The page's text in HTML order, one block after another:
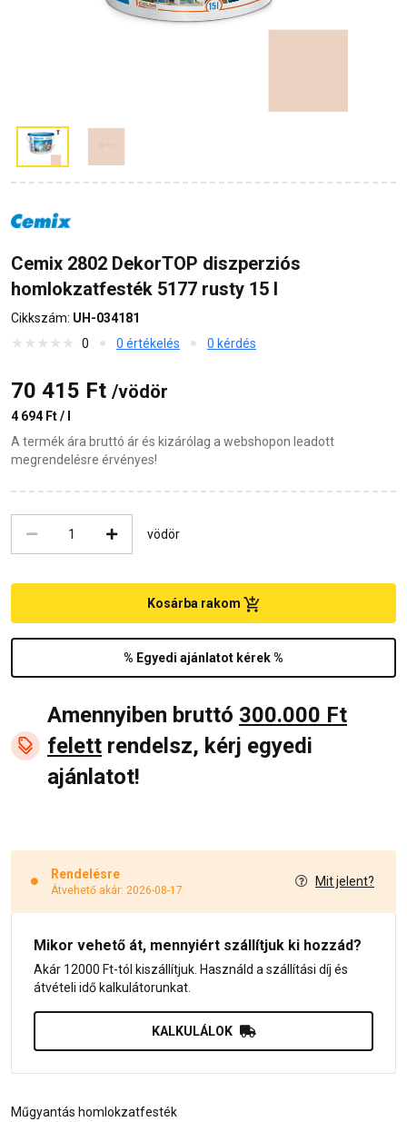
Cemix 2802 DekorTOP diszperziós
homlokzatfesték 5177 rusty 15 l
Cikkszám: UH-034181
0
0 értékelés 0 kérdés
70 415 Ft /vödör
4 694 Ft / l
A termék ára bruttó ár és kizárólag a webshopon leadott
megrendelésre érvényes!
vödör
% Egyedi ajánlatot kérek %
Kosárba rakom
Amennyiben bruttó 300.000 Ft
felett rendelsz, kérj egyedi
ajánlatot!
Rendelésre
Átvehető akár: 2026-08-17
Mit jelent?
Mikor vehető át, mennyiért szállítjuk ki hozzád?
Akár 12000 Ft-tól kiszállítjuk. Használd a szállítási díj és
átvételi idő kalkulátorunkat.
KALKULÁLOK
Műgyantás homlokzatfesték